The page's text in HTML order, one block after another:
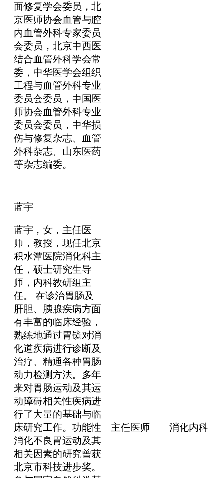
面修复学会委员，北
京医师协会血管与腔
内血管外科专家委员
会委员，北京中西医
结合血管外科学会常
委，中华医学会组织
工程与血管外科专业
委员会委员，中国医
师协会血管外科专业
委员会委员，中华损
伤与修复杂志、血管
外科杂志、山东医药
等杂志编委。
蓝宇
蓝宇，女，主任医
师，教授，现任北京
积水潭医院消化科主
任，硕士研究生导
师，内科教研组主
任。 在诊治胃肠及
肝胆、胰腺疾病方面
有丰富的临床经验，
熟练地通过胃镜对消
化道疾病进行诊断及
治疗、精通各种胃肠
动力检测方法。多年
来对胃肠运动及其运
动障碍相关性疾病进
行了大量的基础与临
床研究工作。功能性
消化不良胃运动及其
相关因素的研究曾获
北京市科技进步奖。
主任医师 消化内科